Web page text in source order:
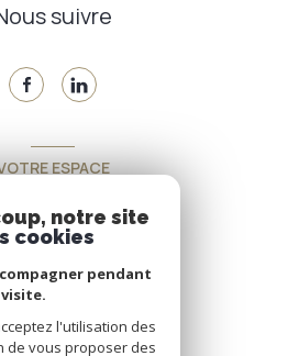
suivre
ESPACE
propriétaire
notre site
cookies
pendant
l'utilisation des
de vous proposer des